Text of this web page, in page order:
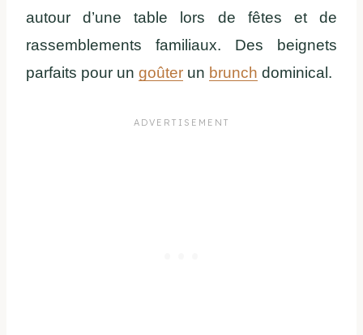
autour d’une table lors de fêtes et de
rassemblements familiaux. Des beignets
parfaits pour un goûter un brunch dominical.